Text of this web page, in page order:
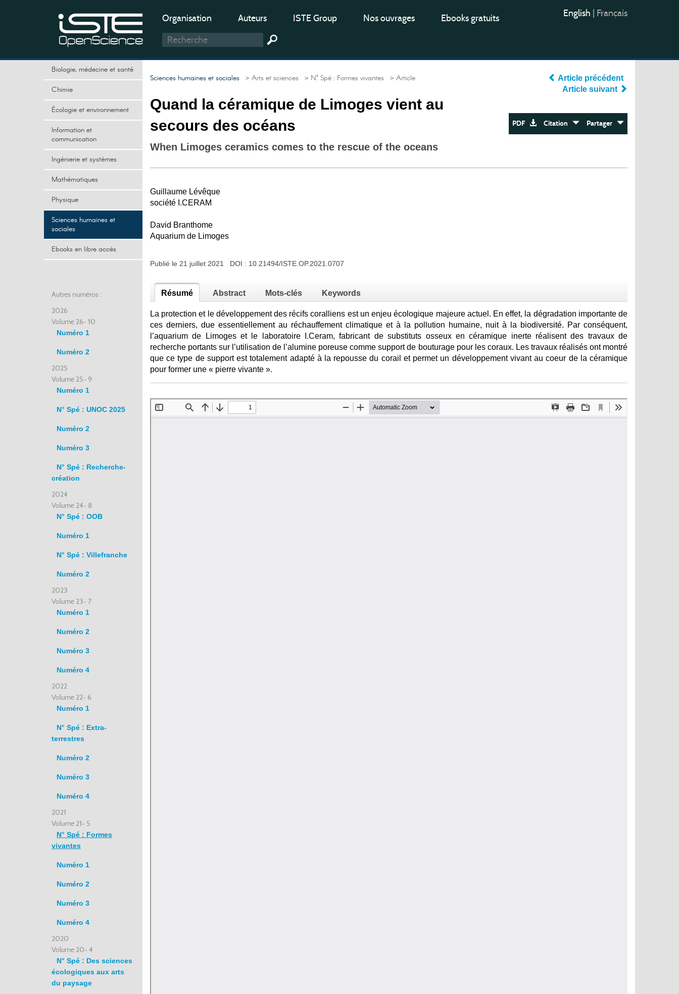
Organisation Auteurs ISTE Group Nos ouvrages Ebooks gratuits English Français
Biologie, médecine et santé
Chimie
Écologie et environnement
Information et
communication
Ingénierie et systèmes
Mathématiques
Physique
Sciences humaines et
sociales
Ebooks en libre accès
Autres numéros :
2026
Volume 26- 10
Numéro 1
Numéro 2
2025
Volume 25- 9
Numéro 1
N° Spé : UNOC 2025
Numéro 2
Numéro 3
N° Spé : Recherche-
création
2024
Volume 24- 8
N° Spé : OOB
Numéro 1
N° Spé : Villefranche
Numéro 2
2023
Volume 23- 7
Numéro 1
Numéro 2
Numéro 3
Numéro 4
2022
Volume 22- 6
Numéro 1
N° Spé : Extra-
terrestres
Numéro 2
Numéro 3
Numéro 4
2021
Volume 21- 5
N° Spé : Formes
vivantes
Numéro 1
Numéro 2
Numéro 3
Numéro 4
2020
Volume 20- 4
N° Spé : Des sciences
écologiques aux arts
du paysage
Sciences humaines et sociales > Arts et sciences > N° Spé : Formes vivantes > Article
Quand la céramique de Limoges vient au
secours des océans
When Limoges ceramics comes to the rescue of the oceans
Article précédent
Article suivant
PDF Citation Partager
Guillaume Lévêque
société I.CERAM
David Branthome
Aquarium de Limoges
Publié le 21 juillet 2021 DOI : 10.21494/ISTE.OP.2021.0707
Résumé Abstract Mots-clés Keywords
La protection et le développement des récifs coralliens est un enjeu écologique majeure actuel. En effet, la dégradation importante de
ces derniers, due essentiellement au réchauffement climatique et à la pollution humaine, nuit à la biodiversité. Par conséquent,
l’aquarium de Limoges et le laboratoire I.Ceram, fabricant de substituts osseux en céramique inerte réalisent des travaux de
recherche portants sur l’utilisation de l’alumine poreuse comme support de bouturage pour les coraux. Les travaux réalisés ont montré
que ce type de support est totalement adapté à la repousse du corail et permet un développement vivant au coeur de la céramique
pour former une « pierre vivante ».